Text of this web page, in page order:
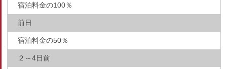
宿泊料金の100％
前日
宿泊料金の50％
２～4日前